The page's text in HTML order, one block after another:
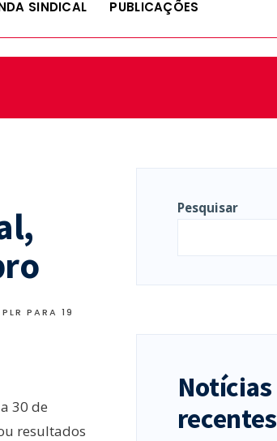
SINDICAL PUBLICAÇÕES
PARA 19
30 de
resultados
Pesquisar
Notícias
recentes